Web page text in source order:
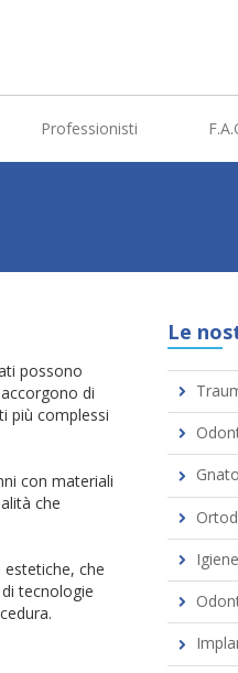
Professionisti
possono
di
più complessi
con materiali
che
che
tecnologie
Le